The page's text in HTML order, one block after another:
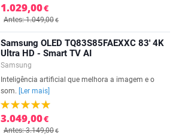
1.029,00€
Antes: 1.049,00€
Samsung OLED TQ83S85FAEXXC 83' 4K
Ultra HD - Smart TV AI
Samsung
Inteligência artificial que melhora a imagem e o
som.
[Ler mais]
3.049,00€
Antes: 3.149,00€